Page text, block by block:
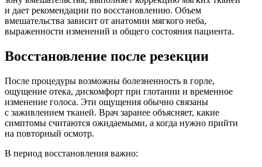
и дает рекомендации по восстановлению. Объем
вмешательства зависит от анатомии мягкого неба,
выраженности изменений и общего состояния пациента.
Восстановление после резекции
После процедуры возможны болезненность в горле,
ощущение отека, дискомфорт при глотании и временное
изменение голоса. Эти ощущения обычно связаны
с заживлением тканей. Врач заранее объясняет, какие
симптомы считаются ожидаемыми, а когда нужно прийти
на повторный осмотр.
В период восстановления важно: